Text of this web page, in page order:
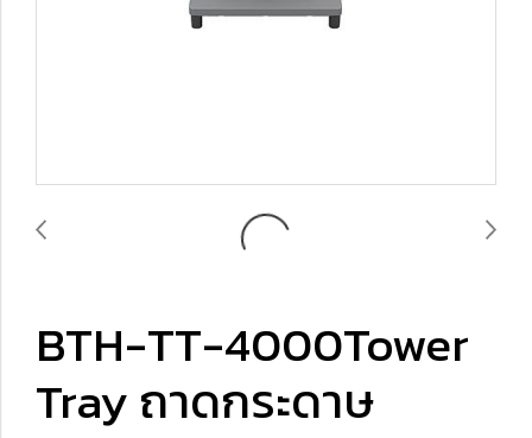
BTH-TT-4000Tower
Tray ถาดกระดาษ